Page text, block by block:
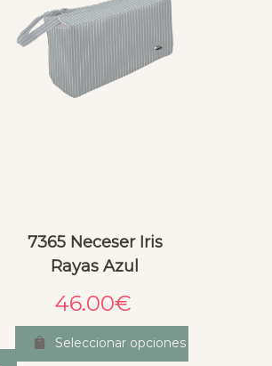
7365 Neceser Iris
Rayas Azul
46.00€
Seleccionar opciones